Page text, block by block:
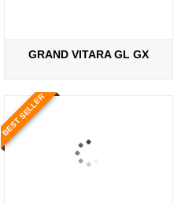
GRAND VITARA GL GX
BEST SELLER